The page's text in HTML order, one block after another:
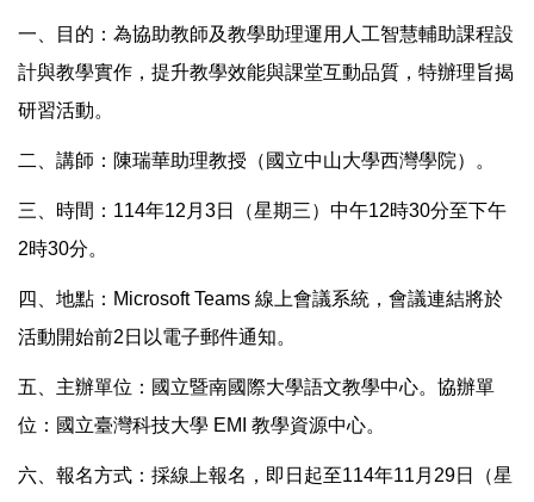
一、目的：為協助教師及教學助理運用人工智慧輔助課程設
計與教學實作，提升教學效能與課堂互動品質，特辦理旨揭
研習活動。
二、講師：陳瑞華助理教授（國立中山大學西灣學院）。
三、時間：114年12月3日（星期三）中午12時30分至下午
2時30分。
四、地點：Microsoft Teams 線上會議系統，會議連結將於
活動開始前2日以電子郵件通知。
五、主辦單位：國立暨南國際大學語文教學中心。協辦單
位：國立臺灣科技大學 EMI 教學資源中心。
六、報名方式：採線上報名，即日起至114年11月29日（星